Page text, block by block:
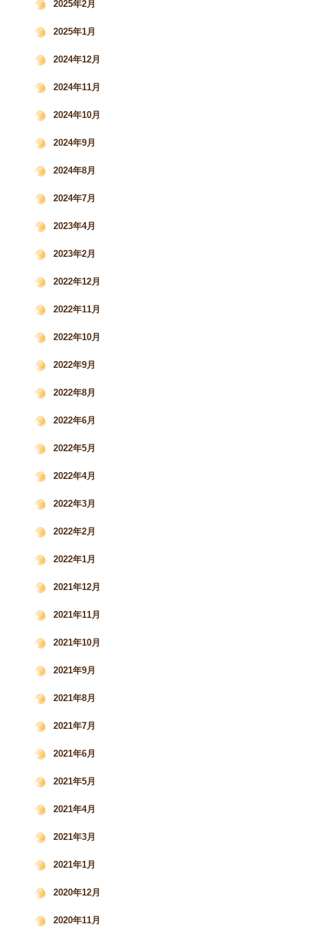
2025年2月
2025年1月
2024年12月
2024年11月
2024年10月
2024年9月
2024年8月
2024年7月
2023年4月
2023年2月
2022年12月
2022年11月
2022年10月
2022年9月
2022年8月
2022年6月
2022年5月
2022年4月
2022年3月
2022年2月
2022年1月
2021年12月
2021年11月
2021年10月
2021年9月
2021年8月
2021年7月
2021年6月
2021年5月
2021年4月
2021年3月
2021年1月
2020年12月
2020年11月